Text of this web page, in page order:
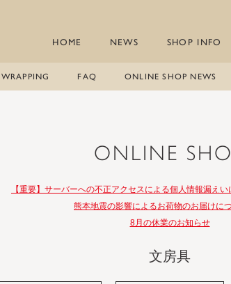
HOME NEWS SHOP INFO
FAQ ONLINE SHOP NEWS
ONLINE
【重要】サーバーへの不正アクセスによる個人情報漏え
熊本地震の影響によるお荷物のお届けに
8月の休業のお知らせ
文房具